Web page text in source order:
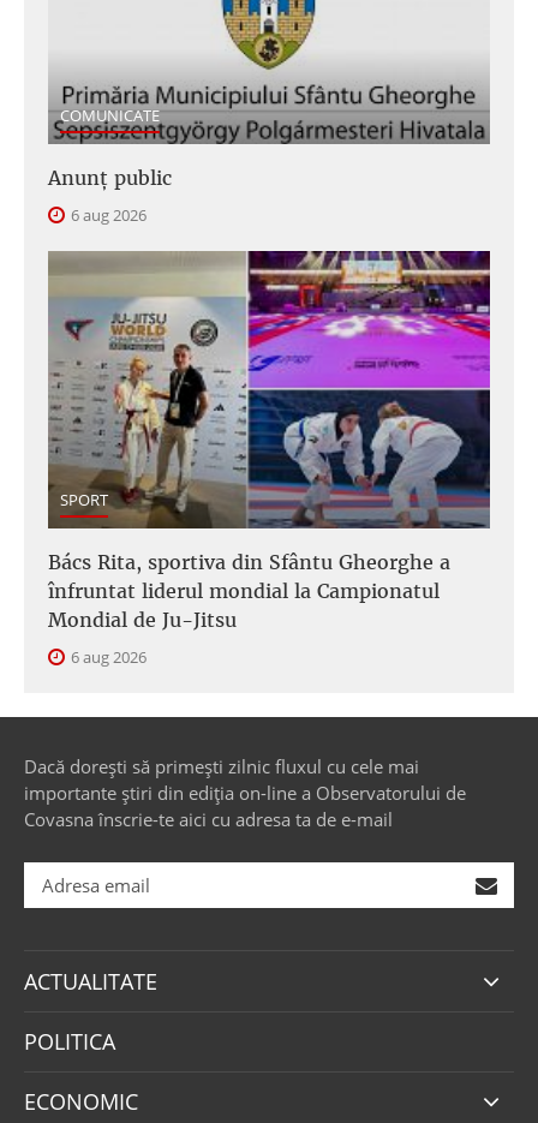
COMUNICATE
Anunţ public
6 aug 2026
SPORT
Bács Rita, sportiva din Sfântu Gheorghe a
înfruntat liderul mondial la Campionatul
Mondial de Ju-Jitsu
6 aug 2026
Dacă dorești să primești zilnic fluxul cu cele mai
importante știri din ediția on-line a Observatorului de
Covasna înscrie-te aici cu adresa ta de e-mail
ACTUALITATE
POLITICA
ECONOMIC